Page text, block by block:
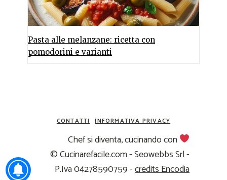
Pasta alle melanzane: ricetta con
pomodorini e varianti
CONTATTI INFORMATIVA PRIVACY
Chef si diventa, cucinando con
© Cucinarefacile.com - Seowebbs Srl -
P.Iva 04278590759 -credits Encodia